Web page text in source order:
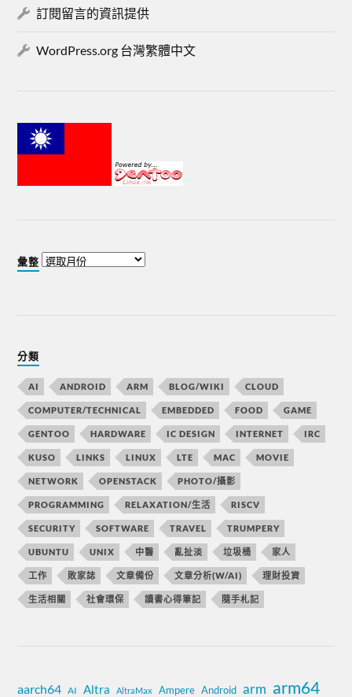
訂閱留言的資訊提供
WordPress.org 台灣繁體中文
彙整
分類
AI ANDROID ARM BLOG/WIKI CLOUD
COMPUTER/TECHNICAL EMBEDDED FOOD GAME
GENTOO HARDWARE IC DESIGN INTERNET IRC
KUSO LINKS LINUX LTE MAC MOVIE
NETWORK OPENSTACK PHOTO/攝影
PROGRAMMING RELAXATION/生活 RISCV
SECURITY SOFTWARE TRAVEL TRUMPERY
UBUNTU UNIX 中醫 亂扯淡 垃圾桶 家人
工作 敗家誌 文章備份 文章分析(W/AI) 理財投資
生活相關 社會環保 讀書心得筆記 隨手札記
aarch64 AI Altra AltraMax Ampere Android arm arm64